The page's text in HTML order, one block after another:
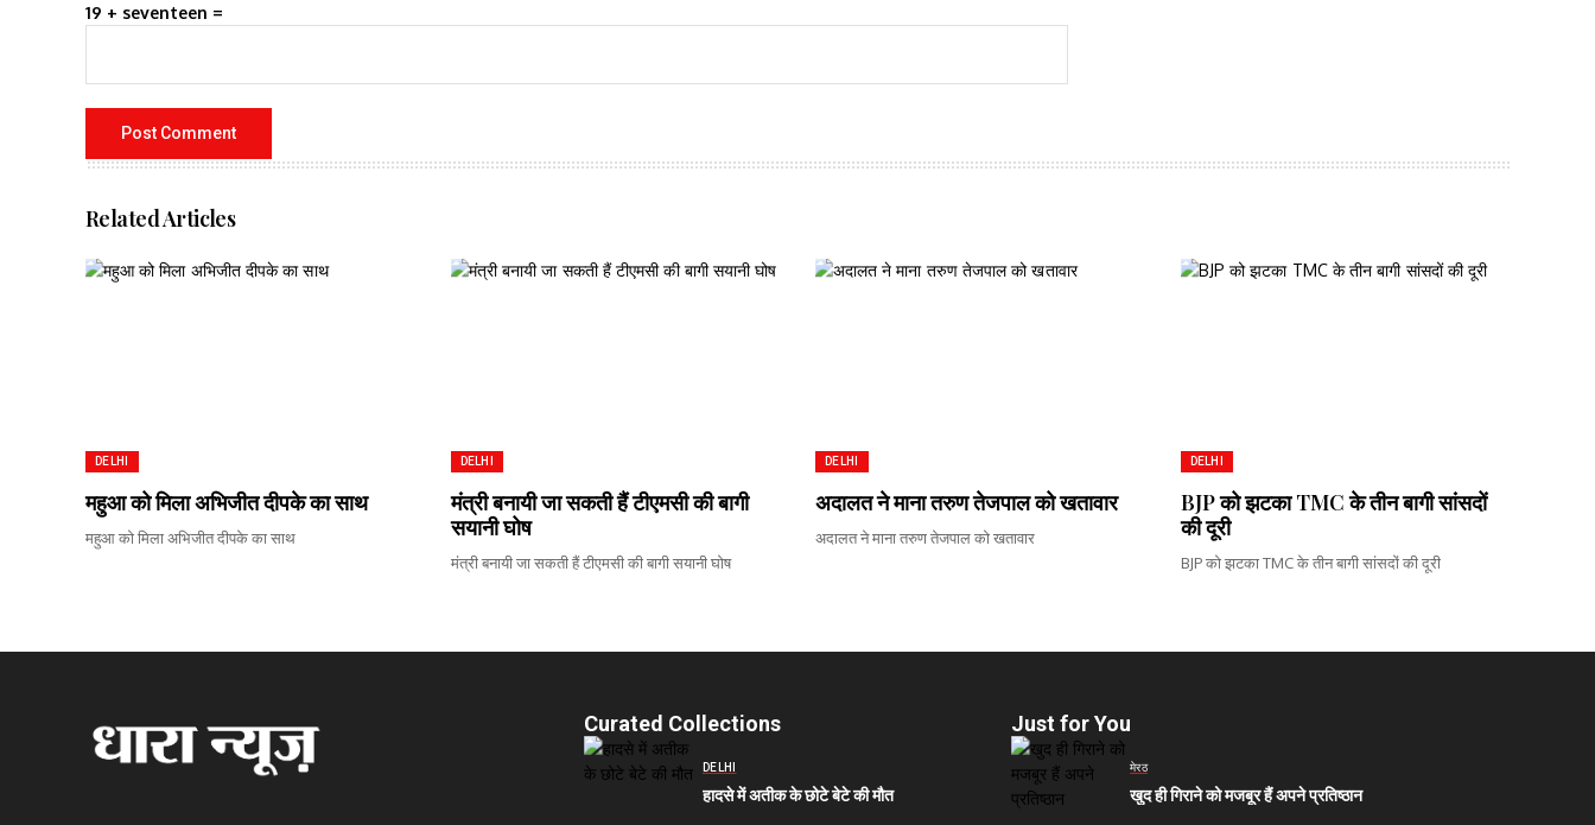
19 + seventeen =
Related Articles
DELHI
महुआ को मिला अभिजीत दीपके का साथ
महुआ को मिला अभिजीत दीपके का साथ
DELHI
मंत्री बनायी जा सकती हैं टीएमसी की बागी
सयानी घोष
मंत्री बनायी जा सकती हैं टीएमसी की बागी सयानी घोष
DELHI
अदालत ने माना तरुण तेजपाल को खतावार
अदालत ने माना तरुण तेजपाल को खतावार
DELHI
BJP को झटका TMC के तीन बागी सांसदों
की दूरी
BJP को झटका TMC के तीन बागी सांसदों की दूरी
Curated Collections
DELHI
हादसे में अतीक के छोटे बेटे की मौत
Just for You
मेरठ
खुद ही गिराने को मजबूर हैं अपने प्रतिष्ठान